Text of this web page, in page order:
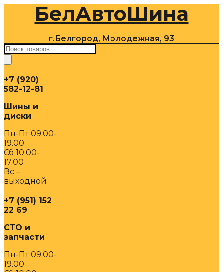
содержимомуБелАвтоШина
г.Белгород, Молодежная, 93
Поиск
товаров
+7 (920)
582-12-81
Шины и
диски
Пн-Пт 09.00-
19.00
Сб 10.00-
17.00
Вс –
выходной
+7 (951) 152
22 69
СТО и
запчасти
Пн-Пт 09.00-
19.00